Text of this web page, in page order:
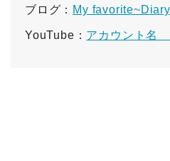
ブログ： My
YouTube： アカウント名